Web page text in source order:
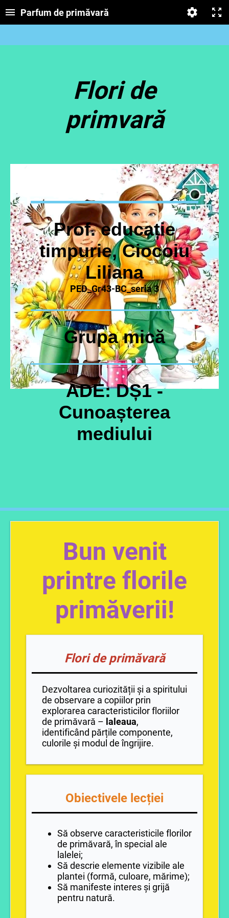
Parfum de primăvară
Flori de
primvară
Prof. educație
timpurie, Ciocoiu
Liliana
PED_Gr43-BC_seria 3
Grupa mică
ADE: DȘ1 -
Cunoașterea
mediului
Bun venit
printre florile
primăverii!
Flori de primăvară
Dezvoltarea curiozității și a spiritului
de observare a copiilor prin
explorarea caracteristicilor floriilor
de primăvară – laleaua,
identificând părțile componente,
culorile și modul de îngrijire.
Obiectivele lecției
Să observe caracteristicile florilor
de primăvară, în special ale
lalelei;
Să descrie elemente vizibile ale
plantei (formă, culoare, mărime);
Să manifeste interes și grijă
pentru natură.